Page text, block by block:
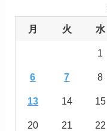
月 火 水
1
6 7 8
13 14 15
20 21 22